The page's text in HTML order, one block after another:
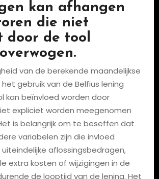
kan afhangen
die niet
door de tool
van de berekende maandelijkse
gebruik van de Belfius lening
kan beïnvloed worden door
expliciet worden meegenomen
is belangrijk om te beseffen dat
variabelen zijn die invloed
aflossingsbedragen,
extra kosten of wijzigingen in de
de looptijd van de lening. Het